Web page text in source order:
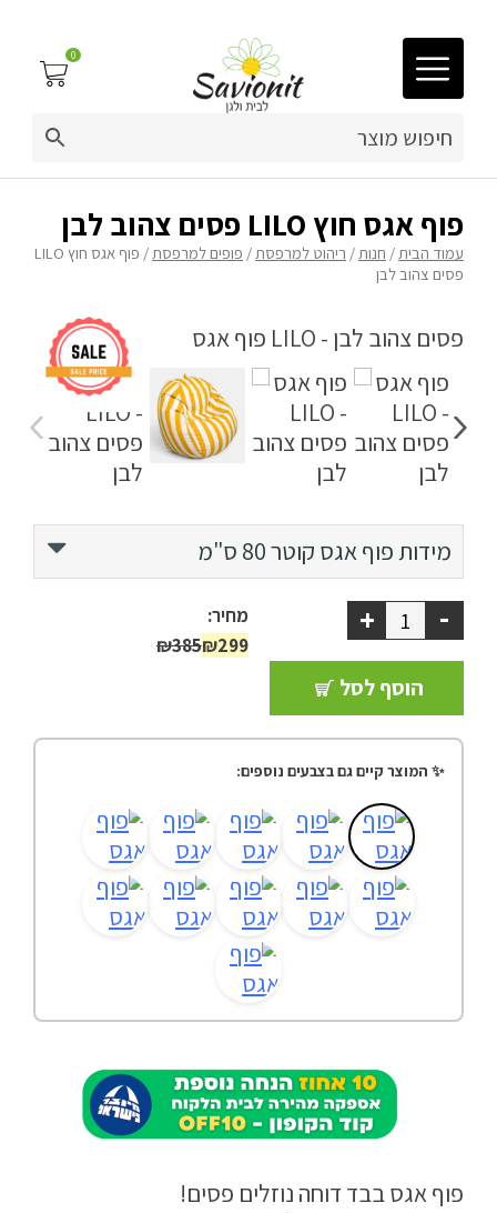
03-9212883
פינות זולה
מיטות לכלבים
ריהוט גן
פינות ישיבה
ספסל אחסון
כריות נוי
ריהוט לבית
אקססוריז
עודפים
קטלוג צבעים
אודות
טיפים והמלצות
עבודות אחרונות
צור קשר
מדיניות פרטיות
התחבר / הרשם
0
פוף אגס חוץ LILO פסים צהוב לבן
עמוד הבית/ חנות/ ריהוט למרפסת/ פופים למרפסת
/ פוף אגס חוץ LILO
פסים צהוב לבן
מידות פוף אגס קוטר 80 ס"מ
קוטר 80 ס"מ
קוטר 100 ס"מ
-
+
מחיר:
₪385₪299
הוסף לסל
✨ המוצר קיים גם בצבעים נוספים:
פוף אגס בבד דוחה נוזלים פסים!